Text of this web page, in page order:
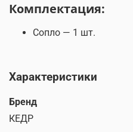
Комплектация:
Сопло — 1 шт.
Характеристики
Бренд
КЕДР